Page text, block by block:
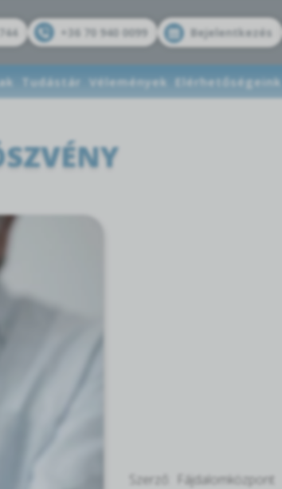
+36 70 940 0099 Bejelentkezés
Tudástár Vélemények Elérhetőségeink
Szerző: Fájdalomközpont